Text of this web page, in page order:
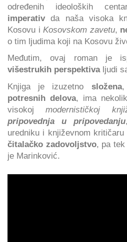
određenih ideoloških
imperativda naša visoka
Kosovu iKosovskom zavetu,
o tim ljudima koji na Kosovu
Međutim, ovaj roman je
višestrukih perspektivaljudi
Knjiga je izuzetno složena,
potresnih delova, ima
visokojmodernističkoj
pripovednja u pripovedanju
uredniku i književnom
čitalačko zadovoljstvo, pa tek
je Marinković.